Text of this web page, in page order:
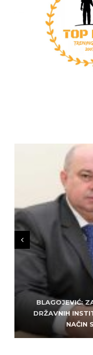
BLAGOJEVIĆ:
DRŽAVNIH
NAČIN
ZLATKO
KRIMINALA,
SARAJEVO: